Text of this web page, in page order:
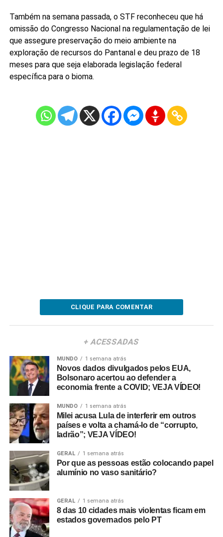
Também na semana passada, o STF reconheceu que há
omissão do Congresso Nacional na regulamentação de lei
que assegure preservação do meio ambiente na
exploração de recursos do Pantanal e deu prazo de 18
meses para que seja elaborada legislação federal
específica para o bioma.
CLIQUE PARA COMENTAR
+ ACESSADAS
MUNDO 1 semana atrás
Novos dados divulgados pelos EUA,
Bolsonaro acertou ao defender a
economia frente a COVID; VEJA VÍDEO!
MUNDO 1 semana atrás
Milei acusa Lula de interferir em outros
países e volta a chamá-lo de “corrupto,
ladrão”; VEJA VÍDEO!
GERAL 1 semana atrás
Por que as pessoas estão colocando papel
alumínio no vaso sanitário?
GERAL 1 semana atrás
8 das 10 cidades mais violentas ficam em
estados governados pelo PT